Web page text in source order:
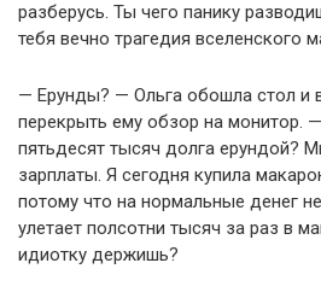
разберусь. Ты чего панику
тебя вечно трагедия вселенского
— Ерунды? — Ольга обошла стол и
перекрыть ему обзор на монитор.
пятьдесят тысяч долга ерундой?
зарплаты. Я сегодня купила
потому что на нормальные денег
улетает полсотни тысяч за раз в
идиотку держишь?